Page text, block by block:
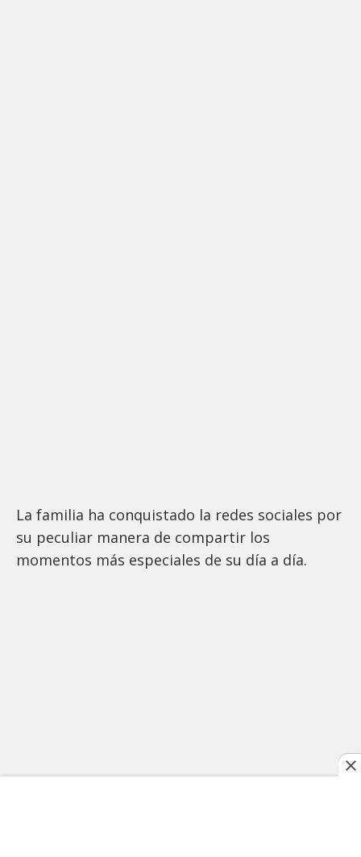
La familia ha conquistado la redes sociales por
su peculiar manera de compartir los
momentos más especiales de su día a día.